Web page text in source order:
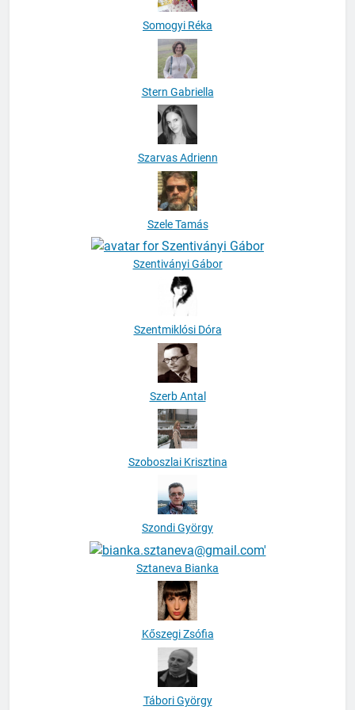
Somogyi Réka
Stern Gabriella
Szarvas Adrienn
Szele Tamás
Szentiványi Gábor
Szentmiklósi Dóra
Szerb Antal
Szoboszlai Krisztina
Szondi György
Sztaneva Bianka
Kőszegi Zsófia
Tábori György